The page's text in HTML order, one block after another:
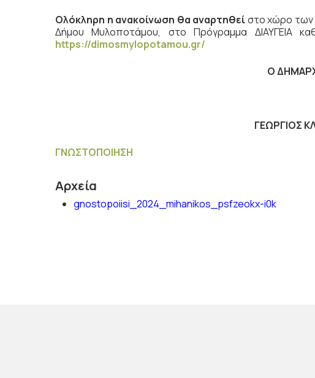
Ολόκληρη η ανακοίνωση θα αναρτηθείστο χώρο των
Δήμου Μυλοποτάμου, στο Πρόγραμμα ΔΙΑΥΓΕΙΑ
https://dimosmylopotamou.gr/
Ο
ΓΕΩΡΓΙΟΣ
ΓΝΩΣΤΟΠΟΙΗΣΗ
Αρχεία
gnostopoiisi_2024_mihanikos_psfzeokx-i0k